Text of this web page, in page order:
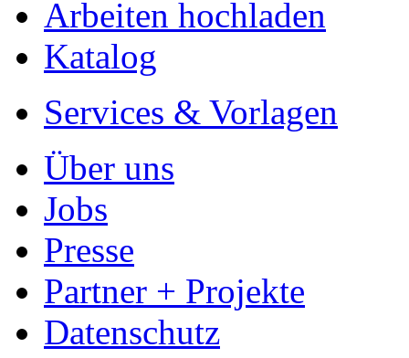
Arbeiten hochladen
Katalog
Services & Vorlagen
Über uns
Jobs
Presse
Partner + Projekte
Datenschutz